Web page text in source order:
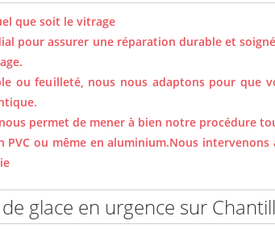
que soit le vitrage
pour assurer une réparation durable et
ou feuilleté, nous nous adaptons pour que
permet de mener à bien notre procédure
PVC ou même en aluminium.Nous
glace en urgence sur